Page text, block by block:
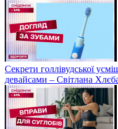
Секрети голлівудської
девайсами – Світлана